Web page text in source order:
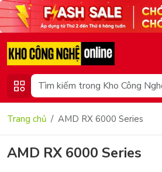
Trang chủ AMD RX 6000 Series
AMD RX 6000 Series